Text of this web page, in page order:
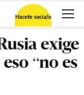
Hacete socia/o
exige
“no es